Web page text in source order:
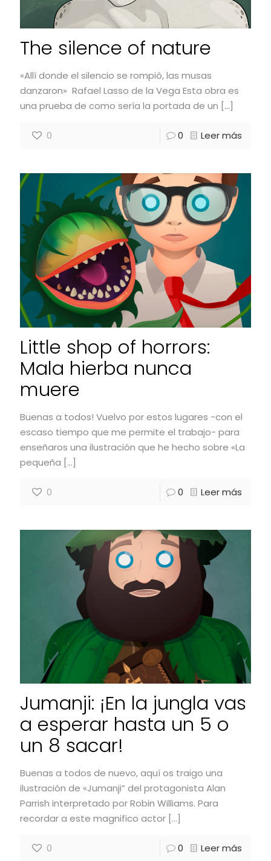
The silence of nature
«Allí donde el silencio se rompió, las musas
danzaron» Rafael Lasso de la Vega Esta obra es
una prueba de como sería la portada de un […]
0 0 Leer más
Little shop of horrors:
Mala hierba nunca
muere
Buenas a todos! Vuelvo por estos lugares -con el
escaso tiempo que me permite el trabajo- para
enseñaros una ilustración que he hecho sobre «La
pequeña […]
0 0 Leer más
Jumanji: ¡En la jungla vas
a esperar hasta un 5 o
un 8 sacar!
Buenas a todos de nuevo, aquí os traigo una
ilustración de «Jumanji” del protagonista Alan
Parrish interpretado por Robin Williams. Para
recordar a este magnifico actor […]
0 0 Leer más